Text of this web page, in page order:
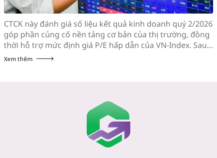
CTCK này đánh giá số liệu kết quả kinh doanh quý 2/2026
góp phần củng cố nền tảng cơ bản của thị trường, đồng
thời hỗ trợ mức định giá P/E hấp dẫn của VN-Index. Sau
khi giảm hơn 10% trong vòng 3 tuần đầu tiên của tháng
Xem thêm